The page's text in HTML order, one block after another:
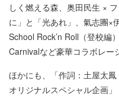
しく燃える森、奥田民生 ×
に」と「光あれ」、氣志團×
School Rock’n Roll（登校編
Carnivalなど豪華コラボレー
ほかにも、「作詞：土屋太
オリジナルスペシャル企画